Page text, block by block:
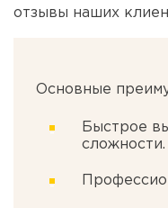
отзывы наших
Основные
Быстрое
сложности.